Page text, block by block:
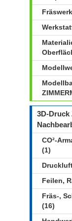
3D-Druck
CO²-
(1)
Feilen,
Fräs-,
(16)